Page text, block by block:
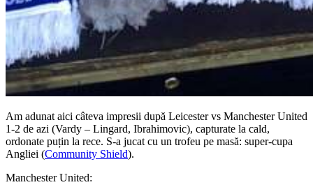
Am adunat aici câteva impresii după Leicester vs Manchester United
1-2 de azi (Vardy – Lingard, Ibrahimovic), capturate la cald,
ordonate puțin la rece. S-a jucat cu un trofeu pe masă: super-cupa
Angliei (Community Shield).
Manchester United: